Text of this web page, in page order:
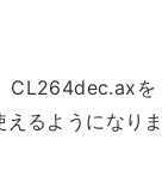
CL264dec.axを
るようになり